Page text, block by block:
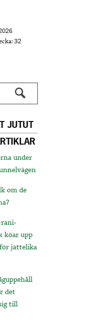
32
JUTUT
under
om de
köar upp
jättelika
det
till